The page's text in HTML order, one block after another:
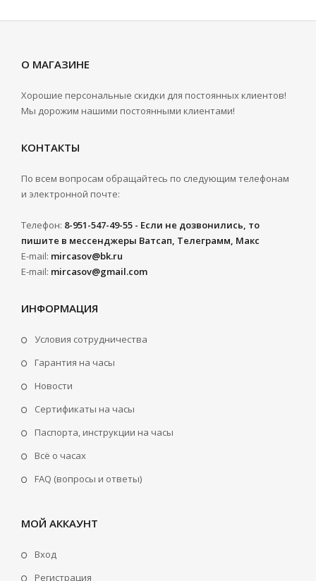
О МАГАЗИНЕ
Хорошие персональные скидки для постоянных клиентов!
Мы дорожим нашими постоянными клиентами!
КОНТАКТЫ
По всем вопросам обращайтесь по следующим телефонам
и электронной почте:
Телефон: 8-951-547-49-55 - Если не дозвонились, то
пишите в мессенджеры Ватсап, Телеграмм, Макс
E-mail: mircasov@bk.ru
E-mail: mircasov@gmail.com
ИНФОРМАЦИЯ
Условия сотрудничества
Гарантия на часы
Новости
Сертификаты на часы
Паспорта, инструкции на часы
Всё о часах
FAQ (вопросы и ответы)
МОЙ АККАУНТ
Вход
Регистрация